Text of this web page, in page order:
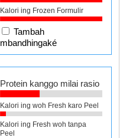
Kalori ing Frozen Formulir
Tambah
mbandhingaké
Protein kanggo milai rasio
Kalori ing woh Fresh karo Peel
Kalori ing Fresh woh tanpa
Peel